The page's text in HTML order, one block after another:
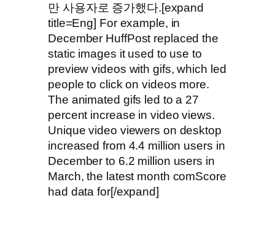
만 사용자로 증가했다.[expand
title=Eng] For example, in
December HuffPost replaced the
static images it used to use to
preview videos with gifs, which led
people to click on videos more.
The animated gifs led to a 27
percent increase in video views.
Unique video viewers on desktop
increased from 4.4 million users in
December to 6.2 million users in
March, the latest month comScore
had data for[/expand]